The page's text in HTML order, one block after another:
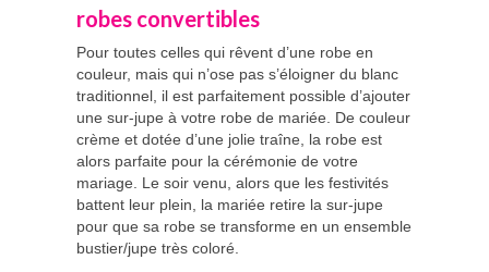
robes convertibles
Pour toutes celles qui rêvent d’une robe en
couleur, mais qui n’ose pas s’éloigner du blanc
traditionnel, il est parfaitement possible d’ajouter
une sur-jupe à votre robe de mariée. De couleur
crème et dotée d’une jolie traîne, la robe est
alors parfaite pour la cérémonie de votre
mariage. Le soir venu, alors que les festivités
battent leur plein, la mariée retire la sur-jupe
pour que sa robe se transforme en un ensemble
bustier/jupe très coloré.